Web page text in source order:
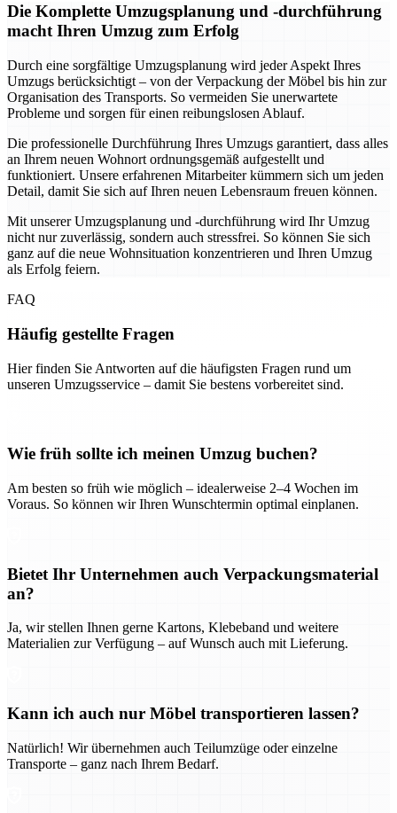
Die Komplette Umzugsplanung und -durchführung
macht Ihren Umzug zum Erfolg
Durch eine sorgfältige Umzugsplanung wird jeder Aspekt Ihres
Umzugs berücksichtigt – von der Verpackung der Möbel bis hin zur
Organisation des Transports. So vermeiden Sie unerwartete
Probleme und sorgen für einen reibungslosen Ablauf.
Die professionelle Durchführung Ihres Umzugs garantiert, dass alles
an Ihrem neuen Wohnort ordnungsgemäß aufgestellt und
funktioniert. Unsere erfahrenen Mitarbeiter kümmern sich um jeden
Detail, damit Sie sich auf Ihren neuen Lebensraum freuen können.
Mit unserer Umzugsplanung und -durchführung wird Ihr Umzug
nicht nur zuverlässig, sondern auch stressfrei. So können Sie sich
ganz auf die neue Wohnsituation konzentrieren und Ihren Umzug
als Erfolg feiern.
FAQ
Häufig gestellte Fragen
Hier finden Sie Antworten auf die häufigsten Fragen rund um
unseren Umzugsservice – damit Sie bestens vorbereitet sind.
Wie früh sollte ich meinen Umzug buchen?
Am besten so früh wie möglich – idealerweise 2–4 Wochen im
Voraus. So können wir Ihren Wunschtermin optimal einplanen.
Bietet Ihr Unternehmen auch Verpackungsmaterial
an?
Ja, wir stellen Ihnen gerne Kartons, Klebeband und weitere
Materialien zur Verfügung – auf Wunsch auch mit Lieferung.
Kann ich auch nur Möbel transportieren lassen?
Natürlich! Wir übernehmen auch Teilumzüge oder einzelne
Transporte – ganz nach Ihrem Bedarf.